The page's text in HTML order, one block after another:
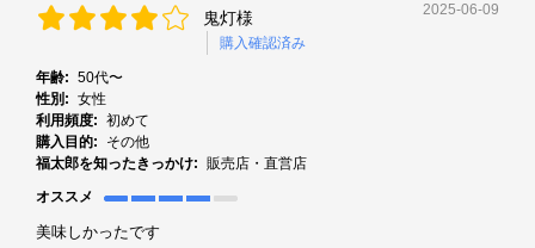
鬼灯様
購入確認済み
2025-06-09
年齢: 50代〜
性別: 女性
利用頻度: 初めて
購入目的:
その他
福太郎を知ったきっかけ: 販売店・直営店
オススメ
美味しかったです